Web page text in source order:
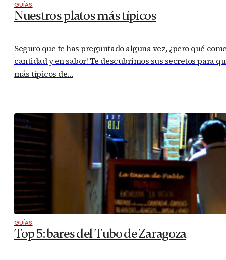
GUÍAS
Nuestros platos más típicos
Seguro que te has preguntado alguna vez, ¿pero qué
cantidad y en sabor! Te descubrimos sus secretos para
más típicos de…
GUÍAS
Top 5: bares del Tubo de Zaragoza